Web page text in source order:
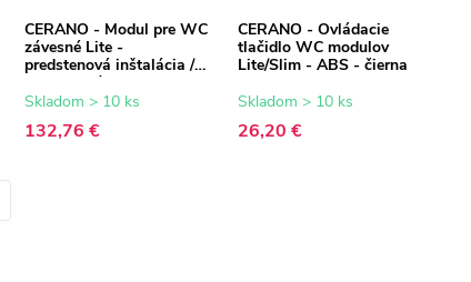
CERANO - Modul pre WC
závesné Lite -
predstenová inštalácia /
sadrokartón - 52,5x100
cm
Skladom > 10 ks
132,76 €
CERANO - Ovládacie
tlačidlo WC modulov
Lite/Slim - ABS - čierna
Skladom > 10 ks
26,20 €